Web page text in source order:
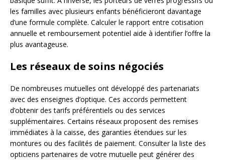
les familles avec plusieurs enfants bénéficieront davantage
d’une formule complète. Calculer le rapport entre cotisation
annuelle et remboursement potentiel aide à identifier l’offre la
plus avantageuse.
Les réseaux de soins négociés
De nombreuses mutuelles ont développé des partenariats
avec des enseignes d’optique. Ces accords permettent
d’obtenir des tarifs préférentiels ou des services
supplémentaires. Certains réseaux proposent des remises
immédiates à la caisse, des garanties étendues sur les
montures ou des facilités de paiement. Consulter la liste des
opticiens partenaires de votre mutuelle peut générer des